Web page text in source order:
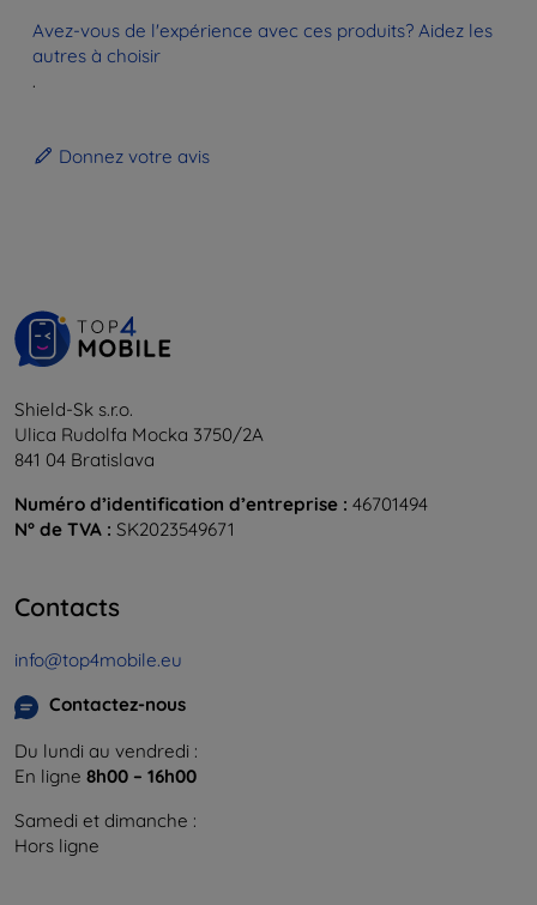
Avez-vous de l'expérience avec ces produits? Aidez les
autres à choisir
.
Donnez votre avis
Shield-Sk s.r.o.
Ulica Rudolfa Mocka 3750/2A
841 04 Bratislava
Numéro d’identification d’entreprise : 46701494
N° de TVA : SK2023549671
Contacts
info@top4mobile.eu
Contactez-nous
Du lundi au vendredi :
En ligne 8h00 – 16h00
Samedi et dimanche :
Hors ligne